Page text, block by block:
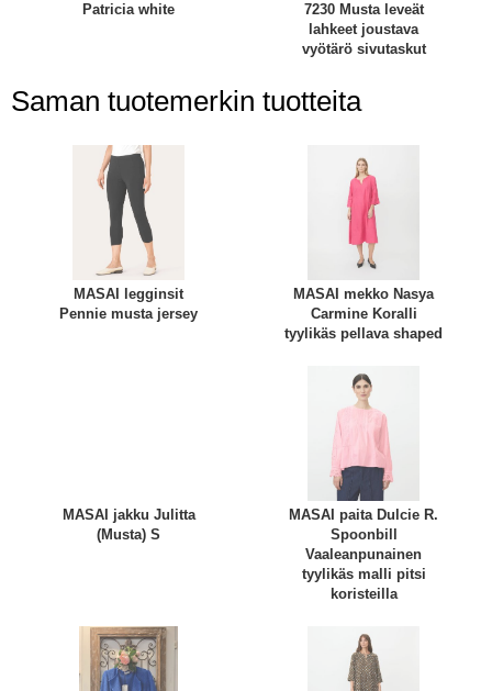
Patricia white
7230 Musta leveät
lahkeet joustava
vyötärö sivutaskut
Saman tuotemerkin tuotteita
MASAI legginsit
Pennie musta jersey
MASAI mekko Nasya
Carmine Koralli
tyylikäs pellava shaped
MASAI jakku Julitta
(Musta) S
MASAI paita Dulcie R.
Spoonbill
Vaaleanpunainen
tyylikäs malli pitsi
koristeilla